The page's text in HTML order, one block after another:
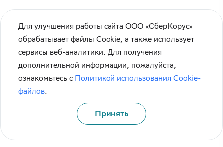
© СберКорус 2004-2026
Санкт-Петербург, наб. Обводного канала, 60А
Кибербезопасность
Правила использования сайта
Карта сайта
Для улучшения работы сайта ООО «СберКорус»
обрабатывает файлы Cookie, а также использует
сервисы веб-аналитики. Для получения
дополнительной информации, пожалуйста,
ознакомьтесь с Политикой использования Cookie-
файлов.
Принять